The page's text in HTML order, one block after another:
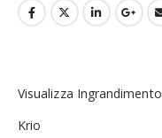
Visualizza Ingrandimento
Krio